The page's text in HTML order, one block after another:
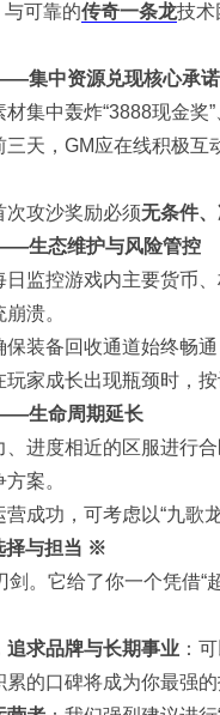
与可靠的传奇一条龙技术
集中资源兑现核心承诺
材集中轰炸“3888现金奖
三天，GM应在线积极
次攻沙奖励必须无条件
生态维护与风险管控
日监控游戏内主要货币
溃。
保装备回收通道始终畅
玩家成长出现瓶颈时，
生命周期延长
、进度相近的区服进行
案。
营成功，可考虑以“九歌
择与担当 ※
剑。它给了你一个凭借“
追求品牌与长期事业 ：
的口碑将成为你最强的